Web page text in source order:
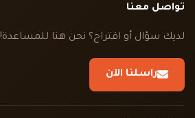
تواصل معنا
لديك سؤال أو اقتراح؟ نحن هنا للمساعدة!
راسلنا الآن